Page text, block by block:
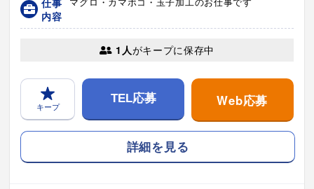
内容
1人がキープに保存中
キープ
TEL応募 Web応募
詳細を見る